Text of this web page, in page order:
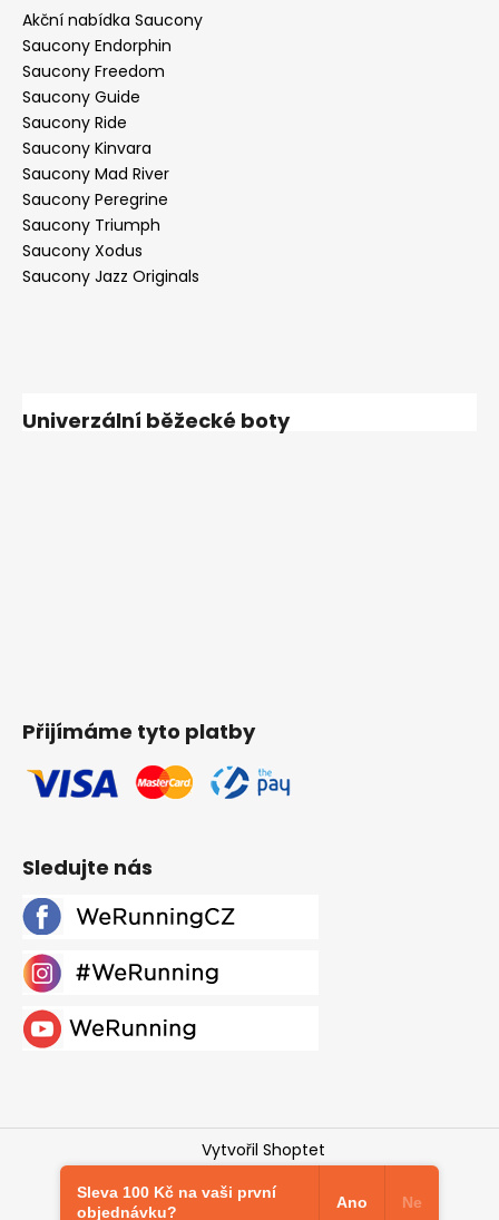
Akční nabídka Saucony
Saucony Endorphin
Saucony Freedom
Saucony Guide
Saucony Ride
Saucony Kinvara
Saucony Mad River
Saucony Peregrine
Saucony Triumph
Saucony Xodus
Saucony Jazz Originals
Univerzální běžecké boty
Přijímáme tyto platby
Sledujte nás
Vytvořil Shoptet
Copyright 2026
Werunning.cz
vyhrazena.Upravit nastavení cookies
Sleva 100 Kč na vaši první
objednávku?
Ano Ne